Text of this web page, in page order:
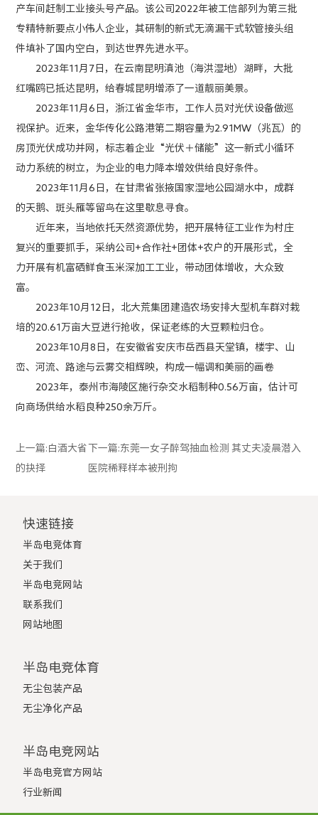
产车间赶制工业接头号产品。该公司2022年被工信部列为第三批
专精特新要点小伟人企业，其研制的新式无滴漏干式软管接头组
件填补了国内空白，到达世界先进水平。
2023年11月7日，在云南昆明滇池（海洪湿地）湖畔，大批
红嘴鸥已抵达昆明，给春城昆明增添了一道靓丽美景。
2023年11月6日，浙江省金华市，工作人员对光伏设备做巡
视保护。近来，金华传化公路港第二期容量为2.91MW（兆瓦）的
房顶光伏成功并网，标志着企业“光伏＋储能”这一新式小循环
动力系统的树立，为企业的电力降本增效供给良好条件。
2023年11月6日，在甘肃省张掖国家湿地公园湖水中，成群
的天鹅、斑头雁等留鸟在这里歇息寻食。
近年来，当地依托天然资源优势，把开展特征工业作为村庄
复兴的重要抓手，采纳公司+合作社+团体+农户的开展形式，全
力开展有机富硒鲜食玉米深加工工业，带动团体增收，大众致
富。
2023年10月12日，北大荒集团建造农场安排大型机车群对栽
培的20.61万亩大豆进行抢收，保证老练的大豆颗粒归仓。
2023年10月8日，在安徽省安庆市岳西县天堂镇，楼宇、山
峦、河流、路途与云雾交相辉映，构成一幅调和美丽的画卷
2023年，泰州市海陵区施行杂交水稻制种0.56万亩，估计可
向商场供给水稻良种250余万斤。
上一篇: 白酒大省
的抉择
下一篇:东莞一女子醉驾抽血检测 其丈夫凌晨潜入
医院稀释样本被刑拘
快速链接
半岛电竞体育
关于我们
半岛电竞网站
联系我们
网站地图
半岛电竞体育
无尘包装产品
无尘净化产品
半岛电竞网站
半岛电竞官方网站
行业新闻